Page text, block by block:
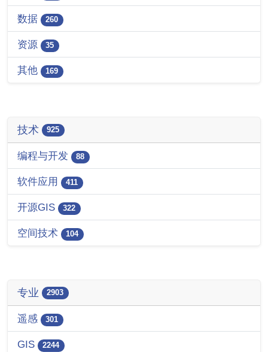
数据 260
资源 35
其他 169
技术 925
编程与开发 88
软件应用 411
开源GIS 322
空间技术 104
专业 2903
遥感 301
GIS 2244